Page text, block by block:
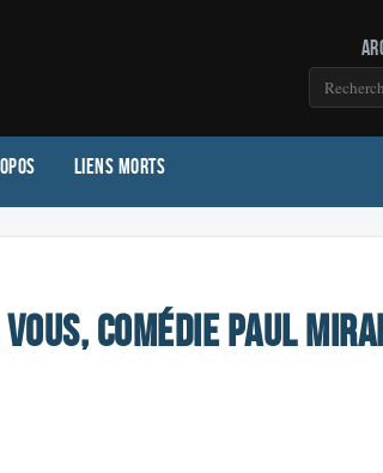
Liens morts
comédie Paul